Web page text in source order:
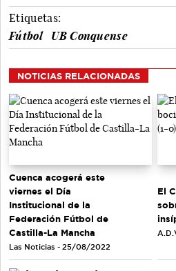
Etiquetas:
Fútbol
UB Conquense
NOTICIAS RELACIONADAS
Cuenca acogerá este
viernes el Día
Institucional de la
Federación Fútbol de
Castilla-La Mancha
Las Noticias - 25/08/2022
El